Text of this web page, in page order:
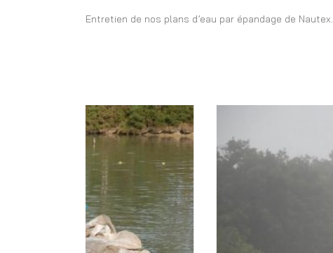
Entretien de nos plans d’eau par épandage de Nautex.